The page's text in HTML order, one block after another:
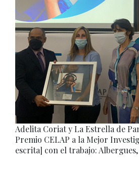
Adelita Coriat y La Estrella de
Premio CELAP a la Mejor
escrita] con el trabajo: